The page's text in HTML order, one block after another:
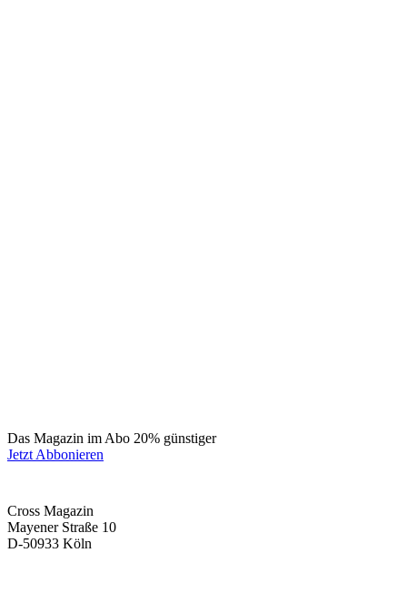
Das Magazin im Abo 20% günstiger
Jetzt Abbonieren
Cross Magazin
Mayener Straße 10
D-50933 Köln